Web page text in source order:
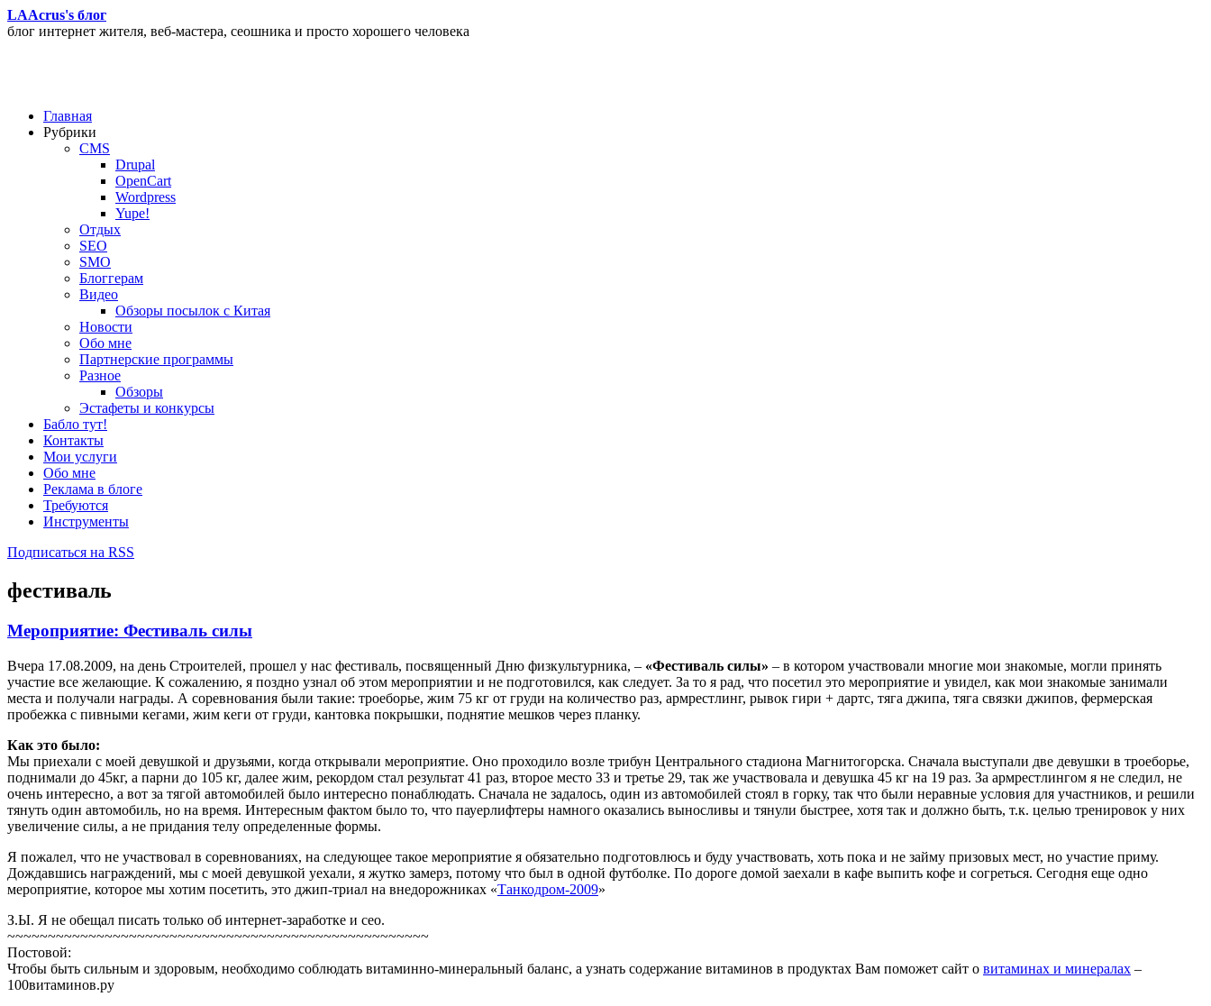
LAAcrus's блог
блог интернет жителя, веб-мастера, сеошника и просто хорошего человека
Главная
Рубрики
CMS
Drupal
OpenCart
Wordpress
Yupe!
Oтдых
SEO
SMO
Блоггерам
Видео
Обзоры посылок с Китая
Новости
Обо мне
Партнерские программы
Разное
Обзоры
Эстафеты и конкурсы
Бабло тут!
Контакты
Мои услуги
Обо мне
Реклама в блоге
Требуются
Инструменты
Подписаться на RSS
фестиваль
Мероприятие: Фестиваль силы
Вчера 17.08.2009, на день Строителей, прошел у нас фестиваль, посвященный Дню физкультурника, – «Фестиваль силы» – в котором участвовали многие мои знакомые, могли принять
участие все желающие. К сожалению, я поздно узнал об этом мероприятии и не подготовился, как следует. За то я рад, что посетил это мероприятие и увидел, как мои знакомые занимали
места и получали награды. А соревнования были такие: троеборье, жим 75 кг от груди на количество раз, армрестлинг, рывок гири + дартс, тяга джипа, тяга связки джипов, фермерская
пробежка с пивными кегами, жим кеги от груди, кантовка покрышки, поднятие мешков через планку.
Как это было:
Мы приехали с моей девушкой и друзьями, когда открывали мероприятие. Оно проходило возле трибун Центрального стадиона Магнитогорска. Сначала выступали две девушки в троеборье,
поднимали до 45кг, а парни до 105 кг, далее жим, рекордом стал результат 41 раз, второе место 33 и третье 29, так же участвовала и девушка 45 кг на 19 раз. За армрестлингом я не следил, не
очень интересно, а вот за тягой автомобилей было интересно понаблюдать. Сначала не задалось, один из автомобилей стоял в горку, так что были неравные условия для участников, и решили
тянуть один автомобиль, но на время. Интересным фактом было то, что пауерлифтеры намного оказались выносливы и тянули быстрее, хотя так и должно быть, т.к. целью тренировок у них
увеличение силы, а не придания телу определенные формы.
Я пожалел, что не участвовал в соревнованиях, на следующее такое мероприятие я обязательно подготовлюсь и буду участвовать, хоть пока и не займу призовых мест, но участие приму.
Дождавшись награждений, мы с моей девушкой уехали, я жутко замерз, потому что был в одной футболке. По дороге домой заехали в кафе выпить кофе и согреться. Сегодня еще одно
мероприятие, которое мы хотим посетить, это джип-триал на внедорожниках «Танкодром-2009»
З.Ы. Я не обещал писать только об интернет-заработке и сео.
~~~~~~~~~~~~~~~~~~~~~~~~~~~~~~~~~~~~~~~~~~~~~~~~~~~~
Постовой:
Чтобы быть сильным и здоровым, необходимо соблюдать витаминно-минеральный баланс, а узнать содержание витаминов в продуктах Вам поможет сайт о витаминах и минералах –
100витаминов.ру